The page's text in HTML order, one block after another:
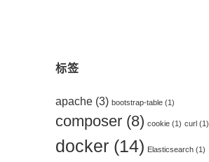
标签
apache (3) bootstrap-table (1)
composer (8) cookie (1) curl (1)
docker (14) Elasticsearch (1)